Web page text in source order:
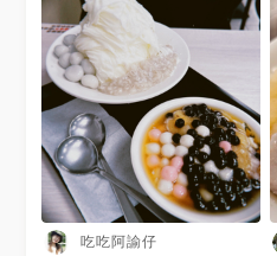
吃吃阿諭仔